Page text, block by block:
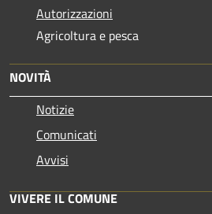
Autorizzazioni
Agricoltura e pesca
NOVITÀ
Notizie
Comunicati
Avvisi
VIVERE IL COMUNE